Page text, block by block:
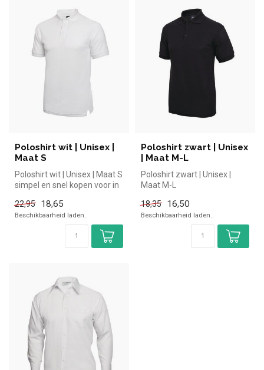
Poloshirt wit | Unisex |
Maat S
Poloshirt wit | Unisex | Maat S
simpel en snel kopen voor in
22,95
18,65
Beschikbaarheid laden..
Poloshirt zwart | Unisex
| Maat M-L
Poloshirt zwart | Unisex |
Maat M-L
18,35
16,50
Beschikbaarheid laden..